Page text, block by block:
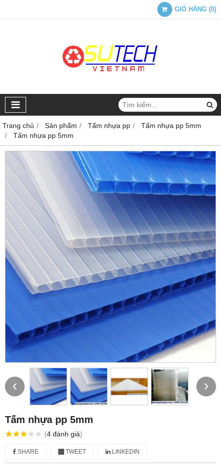
GIỎ HÀNG (0)
Trang chủ Sản phẩm Tấm nhựa pp
Tấm nhựa pp 5mm
Tấm nhựa pp 5mm
‹ ›
Tấm nhựa pp 5mm
(4 đánh giá)
SHARE TWEET LINKEDIN